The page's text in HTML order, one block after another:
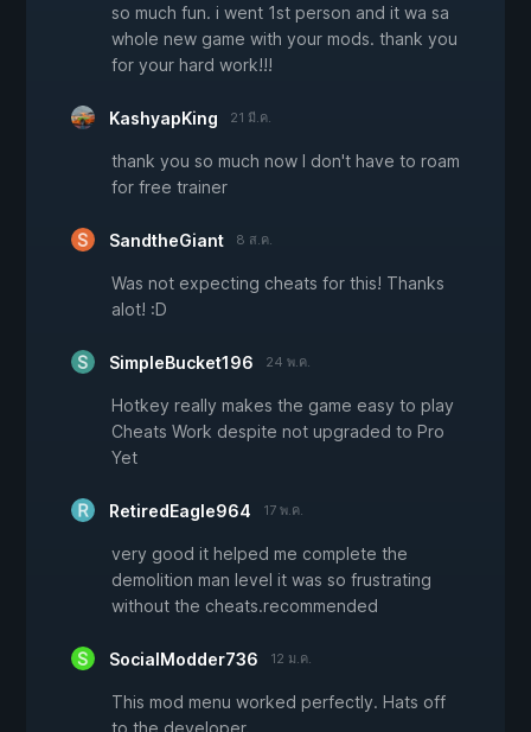
so much fun. i went 1st person and it wa sa
whole new game with your mods. thank you
for your hard work!!!
KashyapKing 21 มี.ค.
thank you so much now I don't have to roam
for free trainer
SandtheGiant 8 ส.ค.
Was not expecting cheats for this! Thanks
alot! :D
SimpleBucket196 24 พ.ค.
Hotkey really makes the game easy to play
Cheats Work despite not upgraded to Pro
Yet
RetiredEagle964 17 พ.ค.
very good it helped me complete the
demolition man level it was so frustrating
without the cheats.recommended
SocialModder736 12 ม.ค.
This mod menu worked perfectly. Hats off